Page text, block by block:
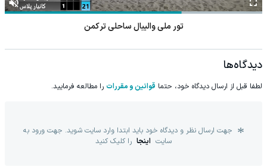
تور ملی والیبال ساحلی ترکمن
دیدگاه‌ها
لطفا قبل از ارسال دیدگاه خود، حتما قوانین و مقررات را مطالعه فرمایید.
جهت ارسال نظر و دیدگاه خود باید ابتدا وارد سایت شوید. جهت ورود به
سایت اینجا را کلیک کنید